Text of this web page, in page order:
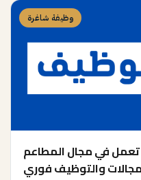
وظيفة شاغرة
في مجال المطاعم
والتوظيف فوري